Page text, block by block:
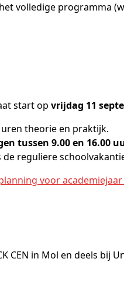
volledige programma
start op vrijdag 11
theorie en praktijk.
tussen 9.00 en 16.00
reguliere
voor academiejaar
CEN in Mol en deels bij